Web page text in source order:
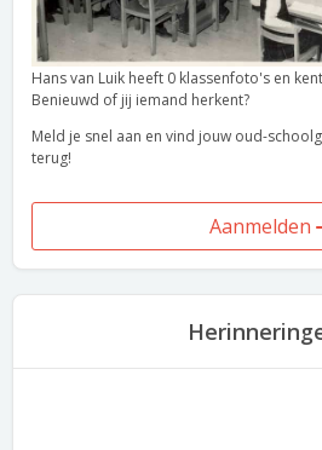
Hans van Luik heeft 0 klassenfoto's en
Benieuwd of jij iemand herkent?
Meld je snel aan en vind jouw oud-
terug!
Aanmelden